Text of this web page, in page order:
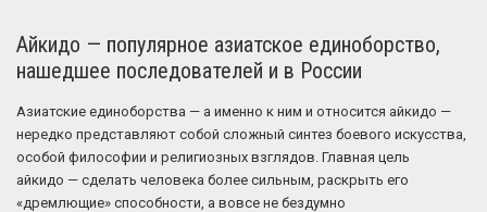
Айкидо — популярное азиатское единоборство,
нашедшее последователей и в России
Азиатские единоборства — а именно к ним и относится айкидо —
нередко представляют собой сложный синтез боевого искусства,
особой философии и религиозных взглядов. Главная цель
айкидо — сделать человека более сильным, раскрыть его
«дремлющие» способности, а вовсе не бездумно